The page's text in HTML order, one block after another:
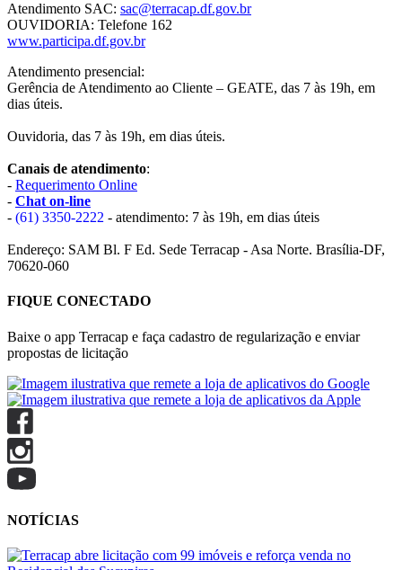
Atendimento SAC: sac@terracap.df.gov.br
OUVIDORIA: Telefone 162
www.participa.df.gov.br
Atendimento presencial:
Gerência de Atendimento ao Cliente – GEATE, das 7 às 19h, em
dias úteis.
Ouvidoria, das 7 às 19h, em dias úteis.
Canais de atendimento:
- Requerimento Online
- Chat on-line
- (61) 3350-2222 - atendimento: 7 às 19h, em dias úteis
Endereço: SAM Bl. F Ed. Sede Terracap - Asa Norte. Brasília-DF,
70620-060
FIQUE CONECTADO
Baixe o app Terracap e faça cadastro de regularização e enviar
propostas de licitação
NOTÍCIAS